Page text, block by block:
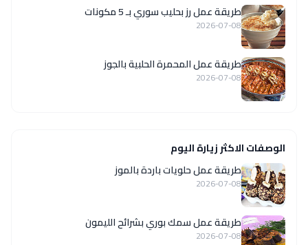
طريقة عمل رز بحليب سوري بـ 5 مكونات
2026-07-08
طريقة عمل المحمرة الحلبية بالجوز
2026-07-08
الوصفات الاكثر زيارة اليوم
طريقة عمل حلويات باردة بالموز
2026-07-08
طريقة عمل سمك بوري بشرائح الليمون
2026-07-08